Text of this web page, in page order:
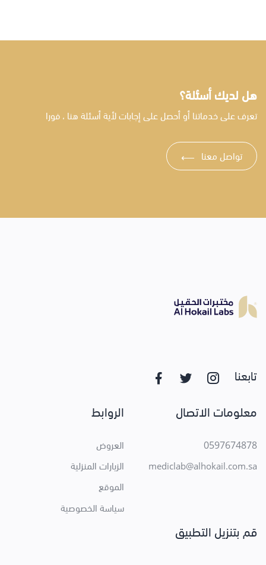
هل لديك أسئلة؟
تعرف على خدماتنا أو أحصل على إجابات لأية أسئلة هنا ، فورا
تواصل معنا ⟶
تابعنا
معلومات الاتصال
0597674878
mediclab@alhokail.com.sa
الروابط
العروض
الزيارات المنزلية
الموقع
سياسة الخصوصية
قم بتنزيل التطبيق